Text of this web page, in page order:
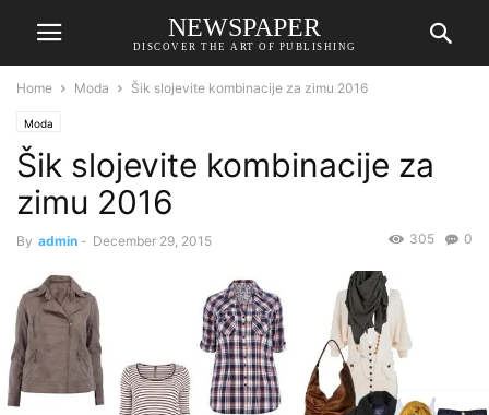
NEWSPAPER
DISCOVER THE ART OF PUBLISHING
Home Moda Šik slojevite kombinacije za zimu 2016
Moda
Šik slojevite kombinacije za
zimu 2016
By admin - December 29, 2015 0
305